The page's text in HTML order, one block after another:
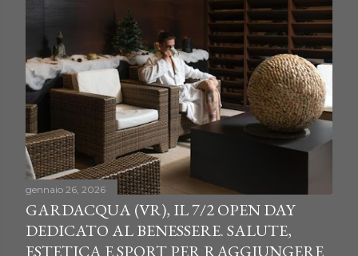
gennaio 26, 2026
GARDACQUA (VR), IL 7/2 OPEN DAY
DEDICATO AL BENESSERE. SALUTE,
ESTETICA E SPORT PER RAGGIUNGERE